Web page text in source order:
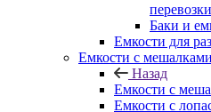
Баки и
Емкости для
Емкости с мешалками
Назад
Емкости с
Емкости с